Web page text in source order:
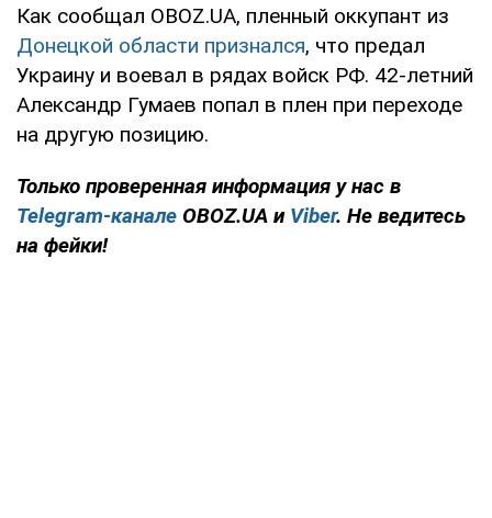
Как сообщал OBOZ.UA, пленный оккупант из
Донецкой области признался, что предал
Украину и воевал в рядах войск РФ. 42-летний
Александр Гумаев попал в плен при переходе
на другую позицию.
Только проверенная информация у нас в
Telegram-канале OBOZ.UA и Viber. Не ведитесь
на фейки!